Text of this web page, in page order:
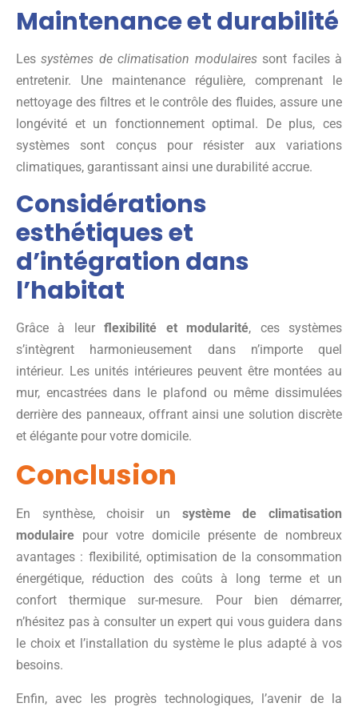
Maintenance et durabilité
Lessystèmes de climatisation modulairessont faciles à
entretenir. Une maintenance régulière, comprenant le
nettoyage des filtres et le contrôle des fluides, assure une
longévité et un fonctionnement optimal. De plus, ces
systèmes sont conçus pour résister aux variations
climatiques, garantissant ainsi une durabilité accrue.
Considérations
esthétiques et
d’intégration dans
l’habitat
Grâce à leurflexibilité et modularité, ces systèmes
s’intègrent harmonieusement dans n’importe quel
intérieur. Les unités intérieures peuvent être montées au
mur, encastrées dans le plafond ou même dissimulées
derrière des panneaux, offrant ainsi une solution discrète
et élégante pour votre domicile.
Conclusion
En synthèse, choisir un système de climatisation
modulaire pour votre domicile présente de nombreux
avantages : flexibilité, optimisation de la consommation
énergétique, réduction des coûts à long terme et un
confort thermique sur-mesure. Pour bien démarrer,
n’hésitez pas à consulter un expert qui vous guidera dans
le choix et l’installation du système le plus adapté à vos
besoins.
Enfin, avec les progrès technologiques, l’avenir de la